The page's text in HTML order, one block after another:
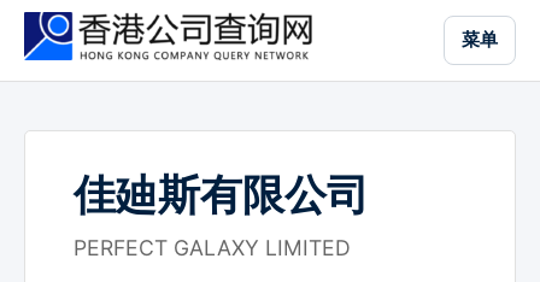
菜单
佳廸斯有限公司
PERFECT GALAXY LIMITED